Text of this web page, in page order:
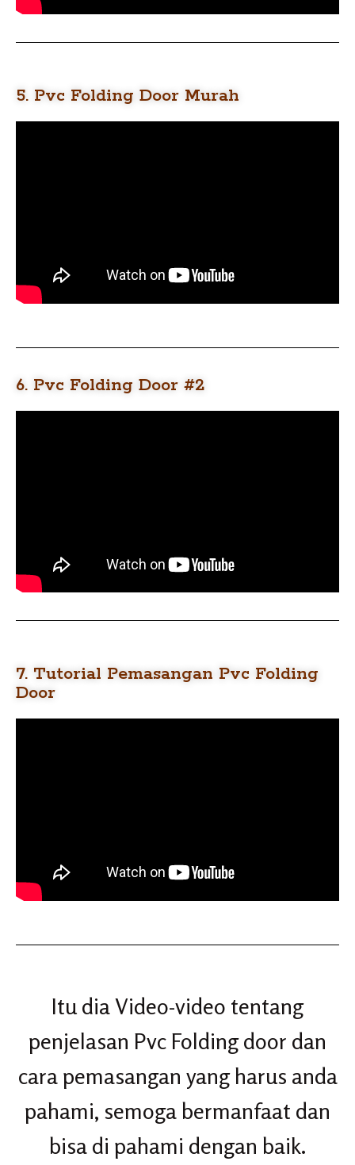
5. Pvc Folding Door Murah
6. Pvc Folding Door #2
7. Tutorial Pemasangan Pvc Folding
Door
Itu dia Video-video tentang
penjelasan Pvc Folding door dan
cara pemasangan yang harus anda
pahami, semoga bermanfaat dan
bisa di pahami dengan baik.